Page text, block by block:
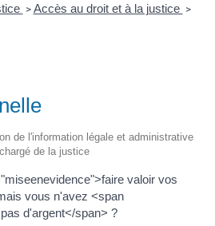
> Accès au droit et à la justice >
de l'information légale et administrative
de la justice
valoir vos
vous n'avez <span
d'argent</span> ?